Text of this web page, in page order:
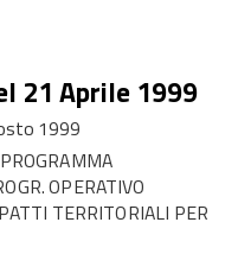
21 Aprile 1999
1999
OPERATIVO
TERRITORIALI PER